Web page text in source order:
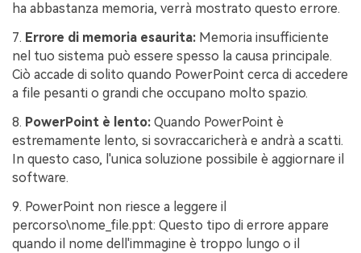
ha abbastanza memoria, verrà mostrato questo errore.
7. Errore di memoria esaurita: Memoria insufficiente
nel tuo sistema può essere spesso la causa principale.
Ciò accade di solito quando PowerPoint cerca di accedere
a file pesanti o grandi che occupano molto spazio.
8. PowerPoint è lento: Quando PowerPoint è
estremamente lento, si sovraccaricherà e andrà a scatti.
In questo caso, l'unica soluzione possibile è aggiornare il
software.
9. PowerPoint non riesce a leggere il
percorso\nome_file.ppt: Questo tipo di errore appare
quando il nome dell'immagine è troppo lungo o il